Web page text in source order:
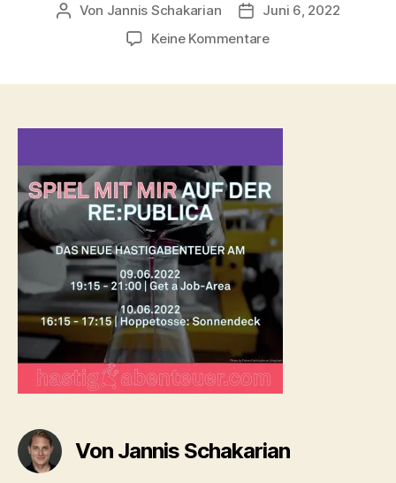
Beitragsautor
Von Jannis Schakarian
Juni 6, 2022
Keine Kommentarezu
Von Jannis Schakarian